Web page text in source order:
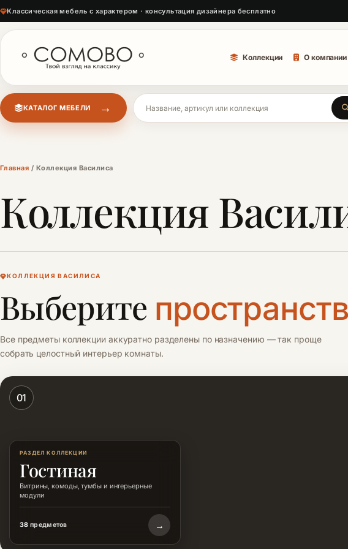
Классическая мебель с характером · консультация дизайнера бесплатно
Коллекции О компании
КАТАЛОГ МЕБЕЛИ → Поиск мебели
Главная / Коллекция Василиса
Коллекция
КОЛЛЕКЦИЯ ВАСИЛИСА
Выберите
Все предметы коллекции аккуратно разделены по назначению — так проще
собрать целостный интерьер комнаты.
01
РАЗДЕЛ КОЛЛЕКЦИИ
Гостиная
Витрины, комоды, тумбы и интерьерные
модули
38 предметов →